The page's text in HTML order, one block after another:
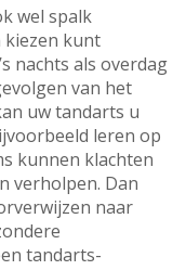
wel spalk
kiezen kunt
nachts als overdag
van het
uw tandarts u
leren op
kunnen klachten
verholpen. Dan
naar
tandarts-